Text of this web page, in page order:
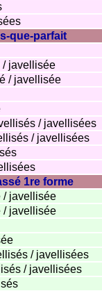
que-parfait
/ javellisée
/ javellisée
/ javellisées
/ javellisées
1re forme
/ javellisée
/ javellisée
/ javellisées
/ javellisées